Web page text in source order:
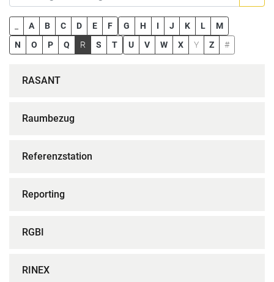
A B C D E F G H I J K L
M
N
O P Q R S T U V W X Y Z #
RASANT
Raumbezug
Referenzstation
Reporting
RGBI
RINEX